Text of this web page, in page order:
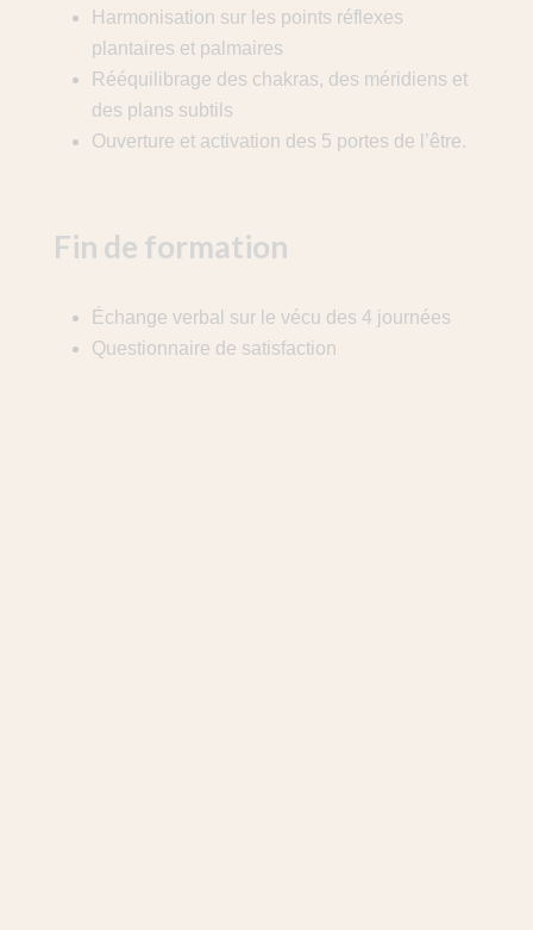
Harmonisation sur les points réflexes
plantaires et palmaires
Rééquilibrage des chakras, des méridiens et
des plans subtils
Ouverture et activation des 5 portes de l’être.
Fin de formation
Échange verbal sur le vécu des 4 journées
Questionnaire de satisfaction